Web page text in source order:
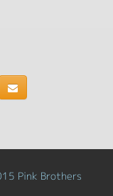
Pink Brothers